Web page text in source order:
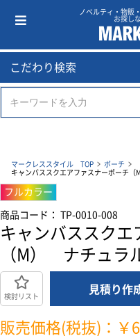
ノベルティ・物販
お探し
こだわり検索
マークレススタイル TOP
ポーチ
キャンバススクエアファスナーポーチ
フルカラー
商品コード： TP-0010-008
キャンバススクエ
（M） ナチュラ
検討リスト
見積り作
販売価格(税抜)：￥